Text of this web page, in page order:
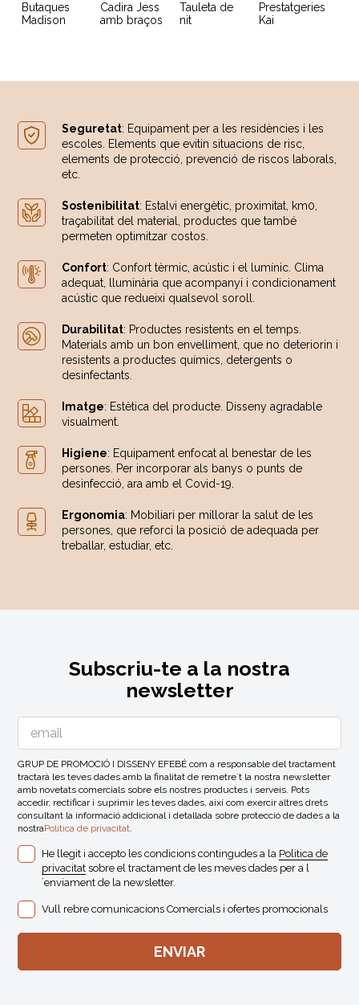
Butaques
Madison
Cadira Jess
amb braços
Tauleta de
nit
Prestatgeries
Kai
Seguretat: Equipament per a les residències i les
escoles. Elements que evitin situacions de risc,
elements de protecció, prevenció de riscos laborals,
etc.
Sostenibilitat: Estalvi energètic, proximitat, km0,
traçabilitat del material, productes que també
permeten optimitzar costos.
Confort: Confort tèrmic, acústic i el lumínic. Clima
adequat, lluminària que acompanyi i condicionament
acústic que redueixi qualsevol soroll.
Durabilitat: Productes resistents en el temps.
Materials amb un bon envelliment, que no deteriorin i
resistents a productes químics, detergents o
desinfectants.
Imatge: Estètica del producte. Disseny agradable
visualment.
Higiene: Equipament enfocat al benestar de les
persones. Per incorporar als banys o punts de
desinfecció, ara amb el Covid-19.
Ergonomia: Mobiliari per millorar la salut de les
persones, que reforci la posició de adequada per
treballar, estudiar, etc.
Subscriu-te a la nostra
newsletter
GRUP DE PROMOCIÓ I DISSENY EFEBÉ com a responsable del tractament
tractarà les teves dades amb la finalitat de remetre´t la nostra newsletter
amb novetats comercials sobre els nostres productes i serveis. Pots
accedir, rectificar i suprimir les teves dades, així com exercir altres drets
consultant la informació addicional i detallada sobre protecció de dades a la
nostraPolitica de privacitat.
He llegit i accepto les condicions contingudes a la Politica de
privacitat sobre el tractament de les meves dades per a l
´enviament de la newsletter.
Vull rebre comunicacions Comercials i ofertes promocionals